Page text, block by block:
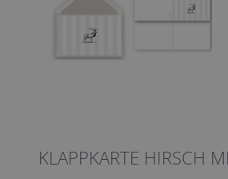
KLAPPKARTE HIRSCH